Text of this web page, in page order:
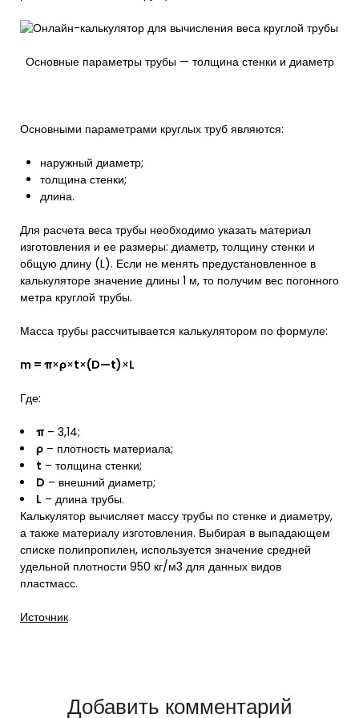
Основные параметры трубы — толщина стенки и диаметр
Основными параметрами круглых труб являются:
наружный диаметр;
толщина стенки;
длина.
Для расчета веса трубы необходимо указать материал
изготовления и ее размеры: диаметр, толщину стенки и
общую длину (L). Если не менять предустановленное в
калькуляторе значение длины 1 м, то получим вес погонного
метра круглой трубы.
Масса трубы рассчитывается калькулятором по формуле:
m = π×ρ×t×(D—t)×L
Где:
π – 3,14;
ρ – плотность материала;
t – толщина стенки;
D – внешний диаметр;
L – длина трубы.
Калькулятор вычисляет массу трубы по стенке и диаметру,
а также материалу изготовления. Выбирая в выпадающем
списке полипропилен, используется значение средней
удельной плотности 950 кг/м3 для данных видов
пластмасс.
Источник
Добавить комментарий